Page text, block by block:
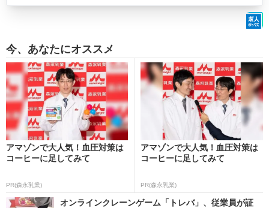
今、あなたにオススメ
アマゾンで大人気！血圧対策は
コーヒーに足してみて
PR(森永乳業)
アマゾンで大人気！血圧対策は
コーヒーに足してみて
PR(森永乳業)
オンラインクレーンゲーム「トレバ」、従業員が証